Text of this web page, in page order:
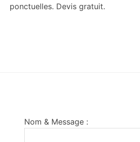
ponctuelles. Devis gratuit.
Nom & Message :